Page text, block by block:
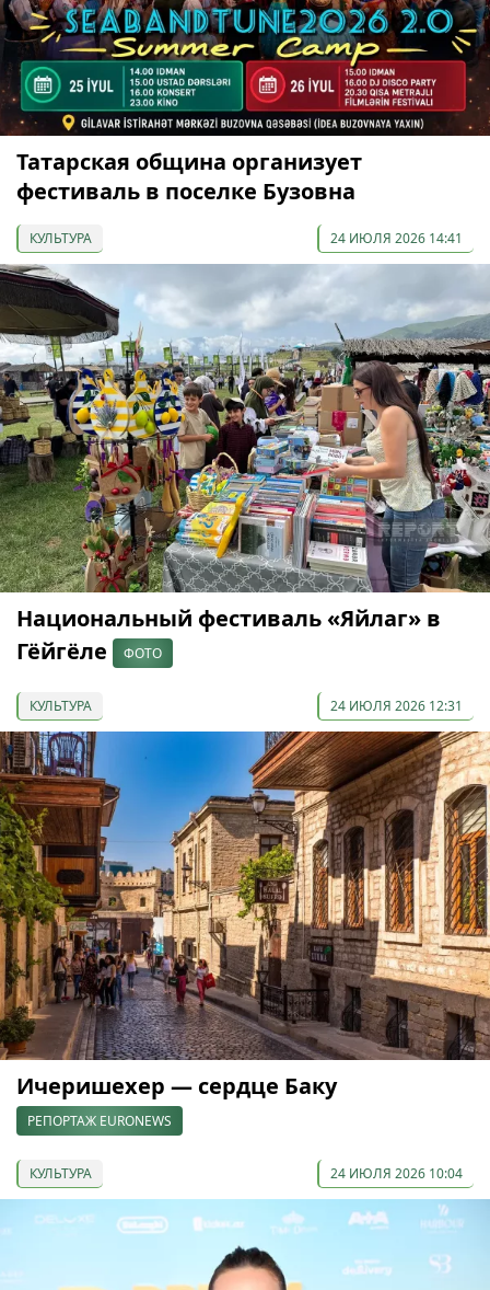
Татарская община организует
фестиваль в поселке Бузовна
КУЛЬТУРА 24 ИЮЛЯ 2026 14:41
Национальный фестиваль «Яйлаг» в
Гёйгёле
ФОТО
КУЛЬТУРА 24 ИЮЛЯ 2026 12:31
Ичеришехер — сердце Баку
РЕПОРТАЖ EURONEWS
КУЛЬТУРА 24 ИЮЛЯ 2026 10:04